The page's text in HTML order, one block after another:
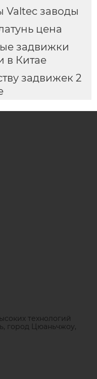
заводы
цена
задвижки
в Китае
задвижек 2
технологий
город Цюаньчжоу,